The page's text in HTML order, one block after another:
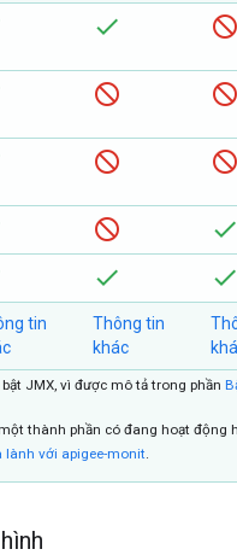
tin
Thông tin
khác
JMX, vì được mô tả trong phần
thành phần có đang hoạt động
lành với apigee-monit.